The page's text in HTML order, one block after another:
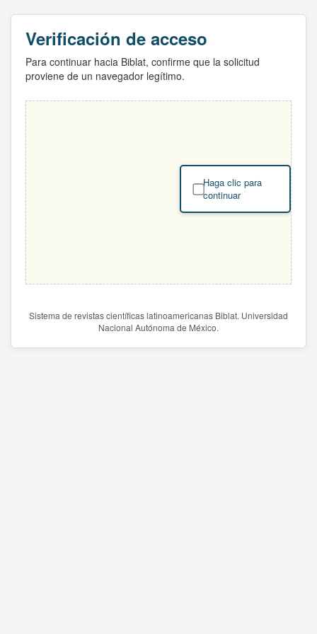
Verificación de acceso
Para continuar hacia Biblat, confirme que la solicitud
proviene de un navegador legítimo.
Haga clic para
continuar
Sistema de revistas científicas latinoamericanas Biblat. Universidad
Nacional Autónoma de México.